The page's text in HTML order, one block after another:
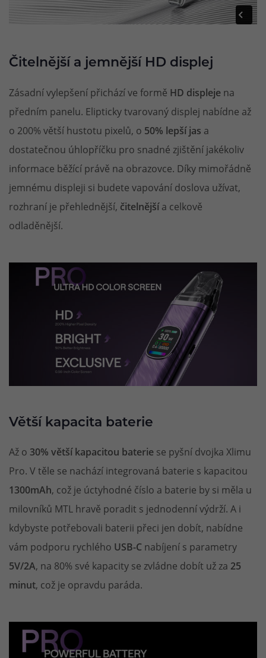
Čitelnější a jemnější HD displej
Zásadní vylepšení přichází ve formě HD displeje na
předním panelu. Elipticky tvarovaný displej nabídne až
o 200% větší hustotu pixelů, o 50% lepší jas a
dostatečnou úhlopříčku pro snadné zjištění jakékoliv
informace běžící právě na obrazovce. Díky mimořádně
jemnému displeji si budete vapování doslova užívat,
rozhraní je přehlednější, čitelnějšía celkově
odladěnější.
Větší kapacita baterie
Až o 30% větší kapacitou baterie se pyšní dvojka Xlimu
Pro. V těle se nachází integrovaná baterie s kapacitou
1300mAh, což je úctyhodné číslo a baterie by si měla u
milovníků MTL hravě poradit s jednodenní výdrží. A i
kdybyste potřebovali baterii přeci jen dobít, nabídne
vám podporu rychlého USB-C nabíjení s parametry
5V/2A, na 80% své kapacity se zvládne dobít už za 25
minut, což je opravdu paráda.